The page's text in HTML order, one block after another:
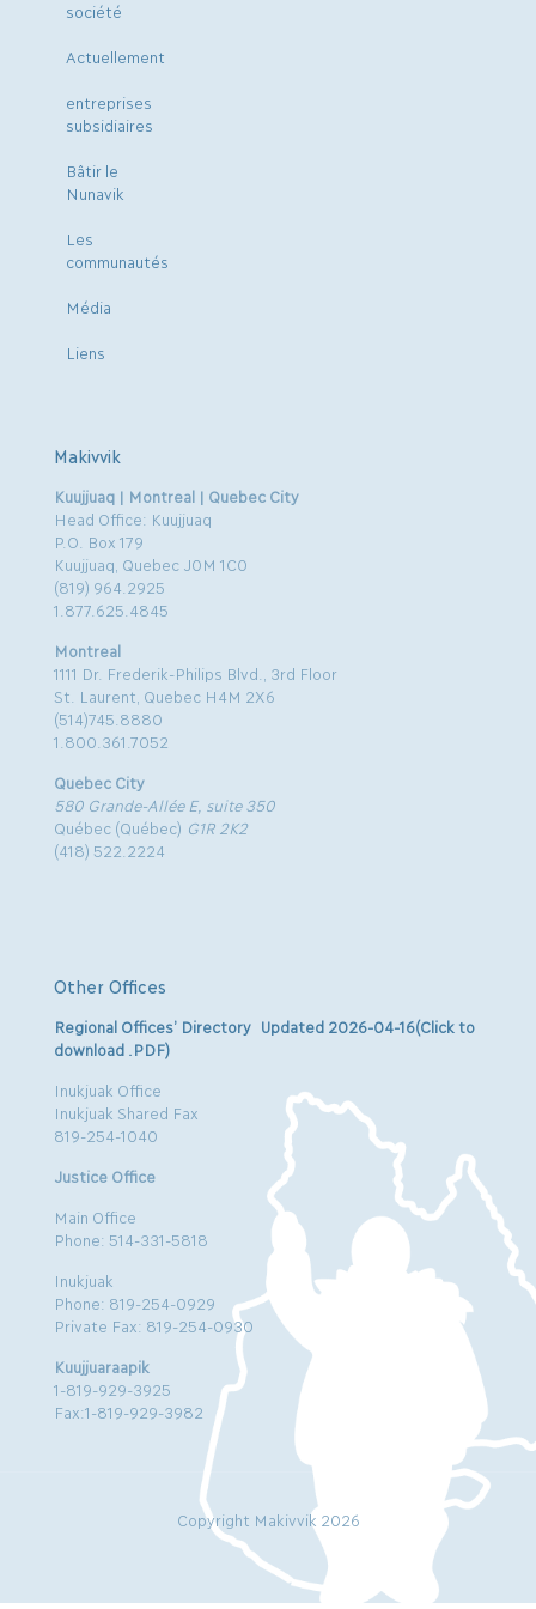
société
Actuellement
entreprises
subsidiaires
Bâtir le
Nunavik
Les
communautés
Média
Liens
Makivvik
Kuujjuaq | Montreal | Quebec City
Head Office: Kuujjuaq
P.O. Box 179
Kuujjuaq, Quebec J0M 1C0
(819) 964.2925
1.877.625.4845
Montreal
1111 Dr. Frederik-Philips Blvd., 3rd Floor
St. Laurent, Quebec H4M 2X6
(514)745.8880
1.800.361.7052
Quebec City
580 Grande-Allée E, suite 350
Québec (Québec) G1R 2K2
(418) 522.2224
Other Offices
Regional Offices’ Directory Updated 2026-04-16(Click to
download .PDF)
Inukjuak Office
Inukjuak Shared Fax
819-254-1040
Justice Office
Main Office
Phone: 514-331-5818
Inukjuak
Phone: 819-254-0929
Private Fax: 819-254-0930
Kuujjuaraapik
1-819-929-3925
Fax:1-819-929-3982
Copyright Makivvik 2026